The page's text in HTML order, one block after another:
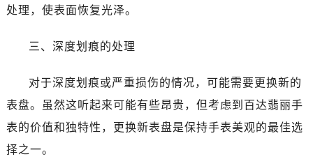
处理，使表面恢复光泽。
三、深度划痕的处理
对于深度划痕或严重损伤的情况，可能需要更换新的
表盘。虽然这听起来可能有些昂贵，但考虑到百达翡丽手
表的价值和独特性，更换新表盘是保持手表美观的最佳选
择之一。